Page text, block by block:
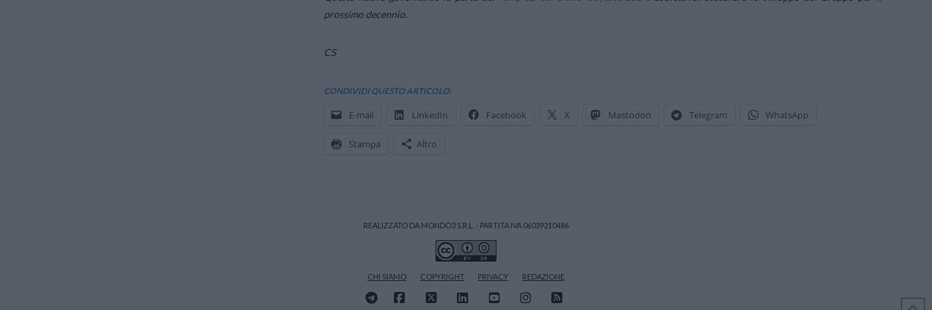
prossimo decennio.
CS
CONDIVIDI QUESTO ARTICOLO:
E-mail LinkedIn Facebook X Mastodon Telegram WhatsApp
Stampa Altro
REALIZZATO DA MONDO3 S.R.L. - PARTITA IVA 06039210486
CHI SIAMO COPYRIGHT PRIVACY REDAZIONE